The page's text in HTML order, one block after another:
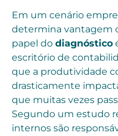
Em um cenário
determina vantagem
papel do diagnóstico
escritório de
que a produtividade
drasticamente
que muitas vezes
Segundo um estudo
internos são